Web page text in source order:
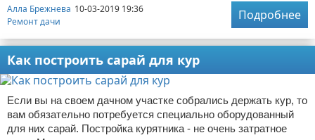
Алла Брежнева 10-03-2019 19:36
Ремонт дачи
Подробнее
Как построить сарай для кур
Если вы на своем дачном участке собрались держать кур, то
вам обязательно потребуется специально оборудованный
для них сарай. Постройка курятника - не очень затратное